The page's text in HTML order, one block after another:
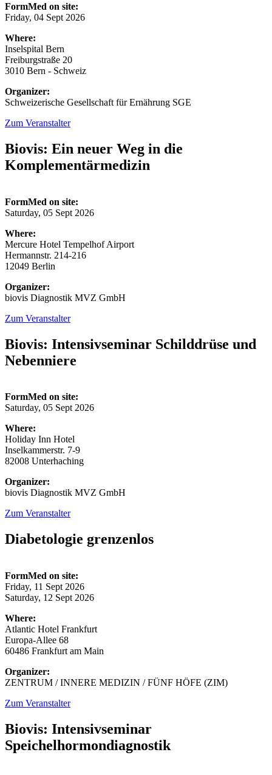
FormMed on site:
Friday, 04 Sept 2026
Where:
Inselspital Bern
Freiburgstraße 20
3010 Bern - Schweiz
Organizer:
Schweizerische Gesellschaft für Ernährung SGE
Zum Veranstalter
Biovis: Ein neuer Weg in die
Komplementärmedizin
FormMed on site:
Saturday, 05 Sept 2026
Where:
Mercure Hotel Tempelhof Airport
Hermannstr. 214-216
12049 Berlin
Organizer:
biovis Diagnostik MVZ GmbH
Zum Veranstalter
Biovis: Intensivseminar Schilddrüse und
Nebenniere
FormMed on site:
Saturday, 05 Sept 2026
Where:
Holiday Inn Hotel
Inselkammerstr. 7-9
82008 Unterhaching
Organizer:
biovis Diagnostik MVZ GmbH
Zum Veranstalter
Diabetologie grenzenlos
FormMed on site:
Friday, 11 Sept 2026
Saturday, 12 Sept 2026
Where:
Atlantic Hotel Frankfurt
Europa-Allee 68
60486 Frankfurt am Main
Organizer:
ZENTRUM / INNERE MEDIZIN / FÜNF HÖFE (ZIM)
Zum Veranstalter
Biovis: Intensivseminar
Speichelhormondiagnostik